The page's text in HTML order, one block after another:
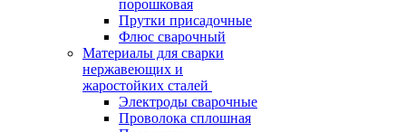
порошковая
Прутки присадочные
Флюс сварочный
Материалы для сварки
нержавеющих и
жаростойких сталей
Электроды сварочные
Проволока сплошная